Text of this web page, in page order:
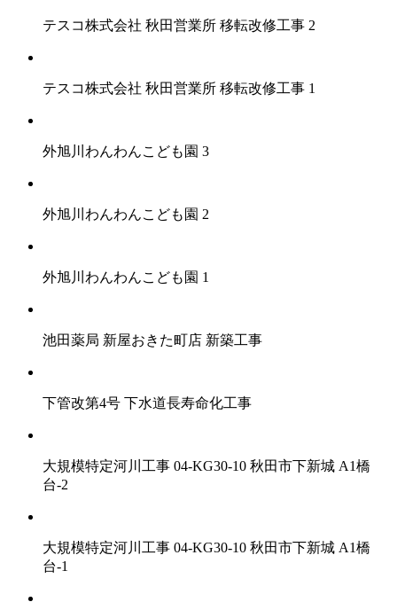
テスコ株式会社 秋田営業所 移転改修工事 2
テスコ株式会社 秋田営業所 移転改修工事 1
外旭川わんわんこども園 3
外旭川わんわんこども園 2
外旭川わんわんこども園 1
池田薬局 新屋おきた町店 新築工事
下管改第4号 下水道長寿命化工事
大規模特定河川工事 04-KG30-10 秋田市下新城 A1橋
台-2
大規模特定河川工事 04-KG30-10 秋田市下新城 A1橋
台-1